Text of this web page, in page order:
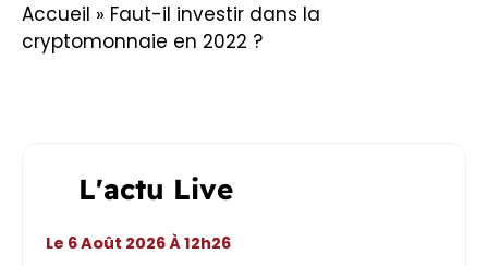
Accueil » Faut-il investir dans la
cryptomonnaie en 2022 ?
L'actu Live
Le 6 Août 2026 À 12h26